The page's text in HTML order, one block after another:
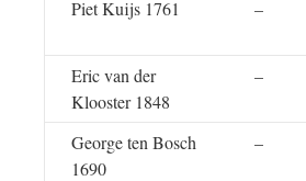
Piet Kuijs 1761
–
Eric van der
Klooster 1848
–
George ten Bosch
1690
–